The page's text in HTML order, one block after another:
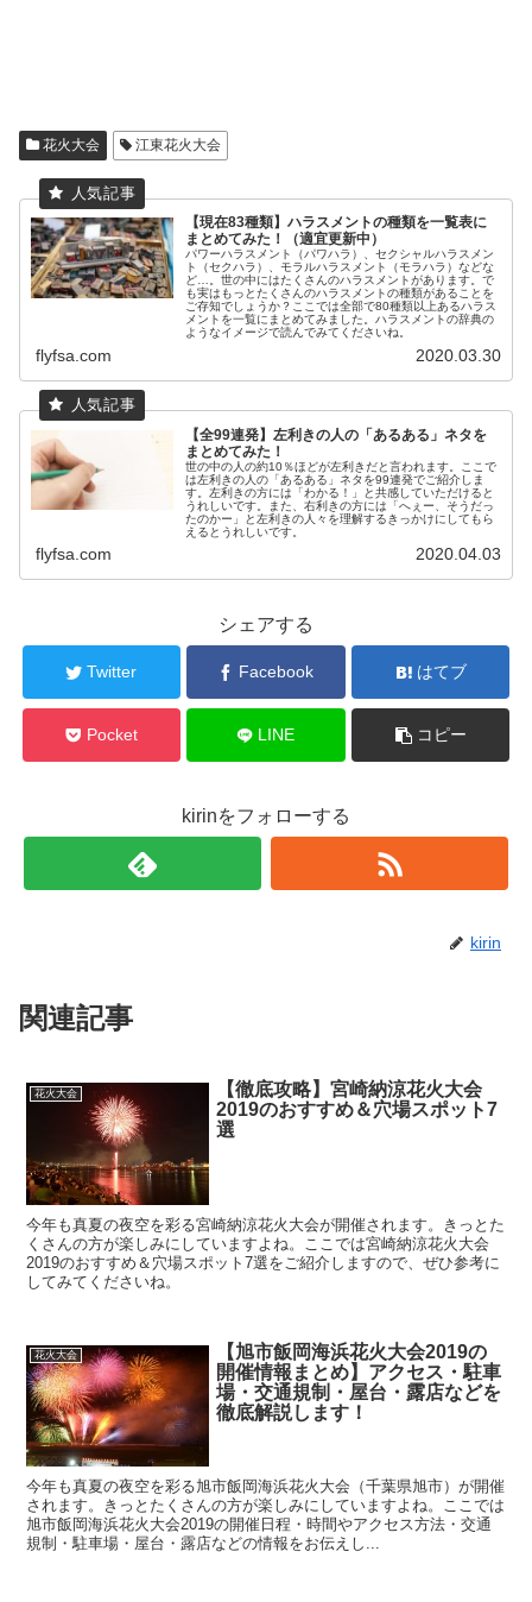
花火大会 江東花火大会
【現在83種類】ハラスメントの種類を一覧表に
まとめてみた！（適宜更新中）
パワーハラスメント（パワハラ）、セクシャルハラスメン
ト（セクハラ）、モラルハラスメント（モラハラ）などな
ど…。世の中にはたくさんのハラスメントがあります。で
も実はもっとたくさんのハラスメントの種類があることを
ご存知でしょうか？ここでは全部で80種類以上あるハラス
メントを一覧にまとめてみました。ハラスメントの辞典の
ようなイメージで読んでみてくださいね。
flyfsa.com 2020.03.30
【全99連発】左利きの人の「あるある」ネタを
まとめてみた！
世の中の人の約10％ほどが左利きだと言われます。ここで
は左利きの人の「あるある」ネタを99連発でご紹介しま
す。左利きの方には「わかる！」と共感していただけると
うれしいです。また、右利きの方には「へぇー、そうだっ
たのかー」と左利きの人々を理解するきっかけにしてもら
えるとうれしいです。
flyfsa.com 2020.04.03
シェアする
Twitter Facebook はてブ
Pocket LINE コピー
kirinをフォローする
kirin
関連記事
花火大会
【徹底攻略】宮崎納涼花火大会
2019のおすすめ＆穴場スポット7
選
今年も真夏の夜空を彩る宮崎納涼花火大会が開催されます。きっとた
くさんの方が楽しみにしていますよね。ここでは宮崎納涼花火大会
2019のおすすめ＆穴場スポット7選をご紹介しますので、ぜひ参考に
してみてくださいね。
花火大会
【旭市飯岡海浜花火大会2019の
開催情報まとめ】アクセス・駐車
場・交通規制・屋台・露店などを
徹底解説します！
今年も真夏の夜空を彩る旭市飯岡海浜花火大会（千葉県旭市）が開催
されます。きっとたくさんの方が楽しみにしていますよね。ここでは
旭市飯岡海浜花火大会2019の開催日程・時間やアクセス方法・交通
規制・駐車場・屋台・露店などの情報をお伝えし...